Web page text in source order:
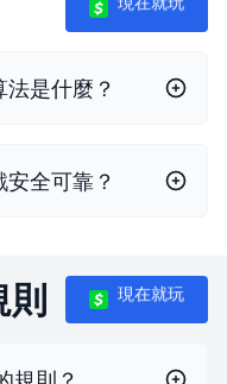
現在就玩
是什麼？
全可靠？
則 現在就玩